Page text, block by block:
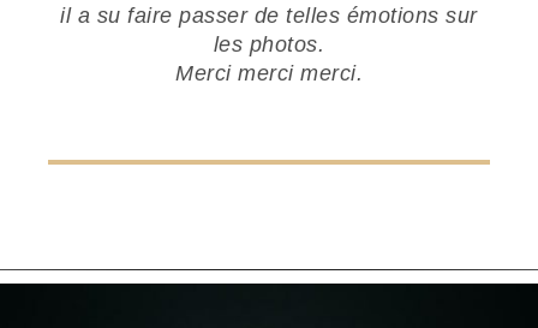
il a su faire passer de telles émotions sur
les photos.
Merci merci merci.